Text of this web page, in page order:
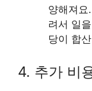
양해져
려서 일
당이 합
4. 추가 비